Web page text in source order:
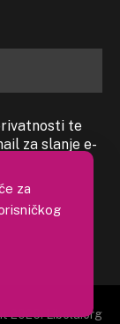
te
za slanje e-
2026. Libela.org
za